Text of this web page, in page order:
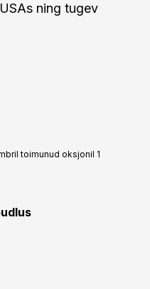
ning tugev
toimunud oksjonil 1